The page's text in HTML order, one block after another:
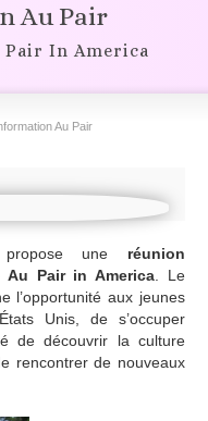
Au Pair
Pair In America
Au Pair
une réunion
Au Pair in America. Le
l’opportunité aux jeunes
Unis, de s’occuper
de découvrir la culture
rencontrer de nouveaux